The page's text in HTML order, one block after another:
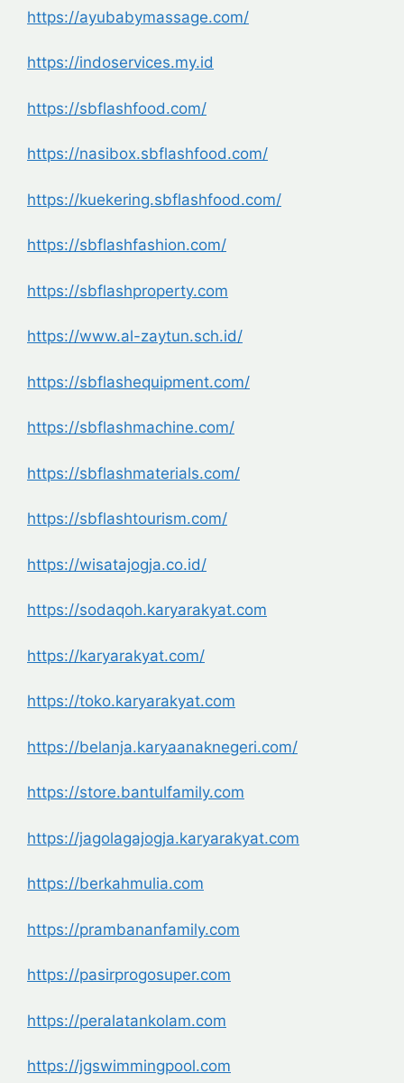
https://ayubabymassage.com/
https://indoservices.my.id
https://sbflashfood.com/
https://nasibox.sbflashfood.com/
https://kuekering.sbflashfood.com/
https://sbflashfashion.com/
https://sbflashproperty.com
https://www.al-zaytun.sch.id/
https://sbflashequipment.com/
https://sbflashmachine.com/
https://sbflashmaterials.com/
https://sbflashtourism.com/
https://wisatajogja.co.id/
https://sodaqoh.karyarakyat.com
https://karyarakyat.com/
https://toko.karyarakyat.com
https://belanja.karyaanaknegeri.com/
https://store.bantulfamily.com
https://jagolagajogja.karyarakyat.com
https://berkahmulia.com
https://prambananfamily.com
https://pasirprogosuper.com
https://peralatankolam.com
https://jgswimmingpool.com